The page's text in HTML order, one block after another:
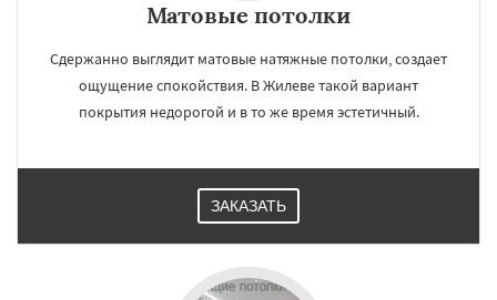
Матовые потолки
Сдержанно выглядит матовые натяжные потолки, создает
ощущение спокойствия. В Жилеве такой вариант
покрытия недорогой и в то же время эстетичный.
ЗАКАЗАТЬ